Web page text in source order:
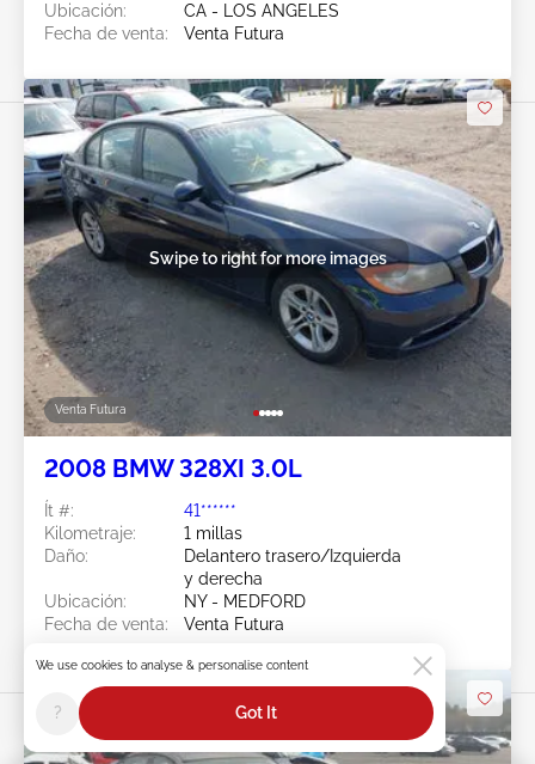
Ubicación:
CA - LOS ANGELES
Fecha de venta:
Venta Futura
Venta Futura
Swipe to right for more images
2008 BMW 328XI 3.0L
Ít #:
41******
Kilometraje:
1 millas
Daño:
Delantero trasero/Izquierda
y derecha
Ubicación:
NY - MEDFORD
Fecha de venta:
Venta Futura
We use cookies to analyse & personalise content
? Got It